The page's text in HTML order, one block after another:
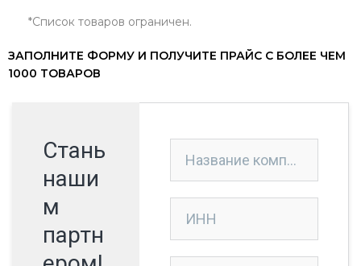
*Список товаров ограничен.
ЗАПОЛНИТЕ ФОРМУ И ПОЛУЧИТЕ ПРАЙС С БОЛЕЕ ЧЕМ
1000 ТОВАРОВ